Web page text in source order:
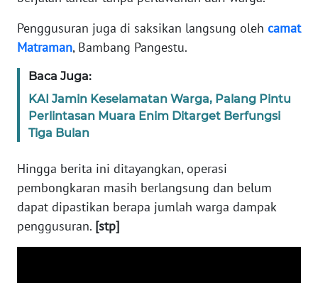
Penggusuran juga di saksikan langsung oleh camat
Matraman, Bambang Pangestu.
Baca Juga:
KAI Jamin Keselamatan Warga, Palang Pintu
Perlintasan Muara Enim Ditarget Berfungsi
Tiga Bulan
Hingga berita ini ditayangkan, operasi
pembongkaran masih berlangsung dan belum
dapat dipastikan berapa jumlah warga dampak
penggusuran. [stp]
JAMBI
WN
SULTRA
WN
NTB
SULTENG